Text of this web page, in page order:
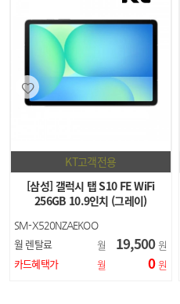
KT고객전용
[삼성] 갤럭시 탭 S10 FE WiFi
256GB 10.9인치 (그레이)
SM-X520NZAEKOO
월 렌탈료 월 19,500 원
카드혜택가
월 0 원